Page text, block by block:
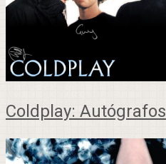
Coldplay: Autógrafos